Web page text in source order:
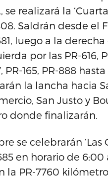
realizará la
Saldrán desde el
luego a la derecha
por las PR-616,
PR-165, PR-888
la lancha hacia
San Justo y
donde finalizarán.
se celebrarán ‘Las
en horario de 6:00
la PR-7760